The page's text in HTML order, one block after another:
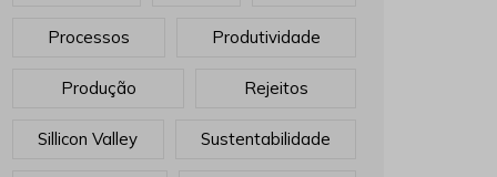
Processos Produtividade
Produção Rejeitos
Sillicon Valley Sustentabilidade